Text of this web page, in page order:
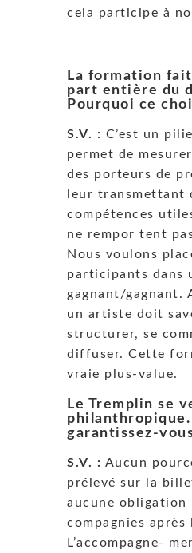
cela participe à
La formation
part entière du
Pourquoi ce
S.V. : C’est un
permet de
des porteurs de
leur transmettant
compétences
ne rempor tent
Nous voulons
participants dans
gagnant/gagnant.
un artiste doit
structurer, se
diffuser. Cette
vraie plus-value.
Le Tremplin se
philanthropique.
garantissez-
S.V. : Aucun
prélevé sur la
aucune obligation
compagnies
L’accompagne-